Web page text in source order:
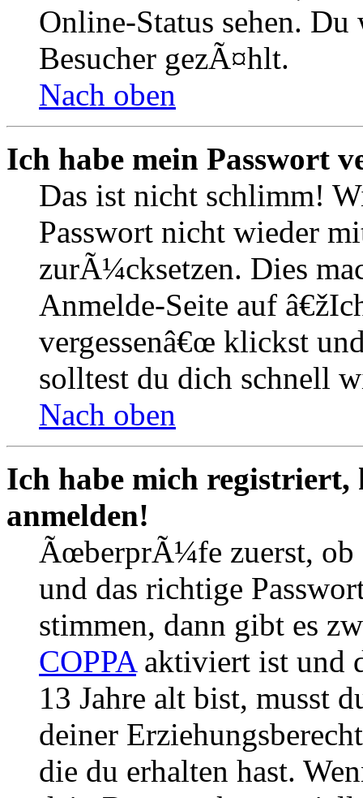
Online-Status sehen.
Besucher gezÃ¤hlt.
Nach oben
Ich habe mein Passwort
Das ist nicht schlimm!
Passwort nicht wieder
zurÃ¼cksetzen. Dies
Anmelde-Seite auf
vergessenâ€œ klickst
solltest du dich schnell
Nach oben
Ich habe mich
anmelden!
ÃœberprÃ¼fe zuerst, ob
und das richtige
stimmen, dann gibt es
COPPAaktiviert ist und
13 Jahre alt bist, musst
deiner
die du erhalten hast.